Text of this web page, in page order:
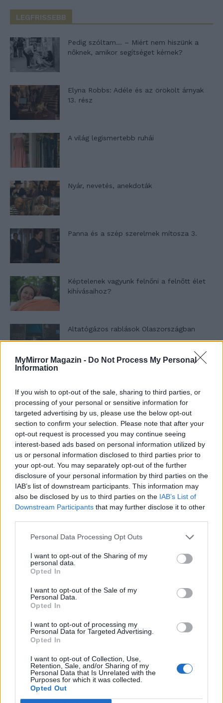
MyMirror Magazin - Do Not Process My Personal
Information
If you wish to opt-out of the sale, sharing to third parties, or
processing of your personal or sensitive information for
targeted advertising by us, please use the below opt-out
section to confirm your selection. Please note that after your
opt-out request is processed you may continue seeing
interest-based ads based on personal information utilized by
us or personal information disclosed to third parties prior to
your opt-out. You may separately opt-out of the further
disclosure of your personal information by third parties on the
IAB’s list of downstream participants. This information may
also be disclosed by us to third parties on the IAB’s List of
Downstream Participants that may further disclose it to other
Personal Data Processing Opt Outs
I want to opt-out of the Sharing of my
personal data.
Opted In
I want to opt-out of the Sale of my
Personal Data.
Opted In
I want to opt-out of processing my
Personal Data for Targeted Advertising.
Opted In
I want to opt-out of Collection, Use,
Retention, Sale, and/or Sharing of my
Personal Data that Is Unrelated with the
Purposes for which it was collected.
Opted Out
LEGFRISSEBB
Pedig szóltam… – Miért nem hiszünk a
nőknek, amikor segítséget kérnek?
Elyna Robbs: Adéle és az örökölt árnyak
13. rész
A világ legismertebb ruhái
Nyár, nevetés, anekdoták
Panna és a szép szerelmek mítosza 3.
Képtelenek vagyunk felnőni a felnőtt élet
kihívásaihoz?
Altatógázos rablások Olaszországban
T. Barnett: Gyilkosság a Garda-tónál 12.
rész
T. szereti a fiatal lányokat 13. rész
Minka 10. rész
Minka 9. rész
10 tanács, ha jobban akarod érezni magad
a hétköznapokban